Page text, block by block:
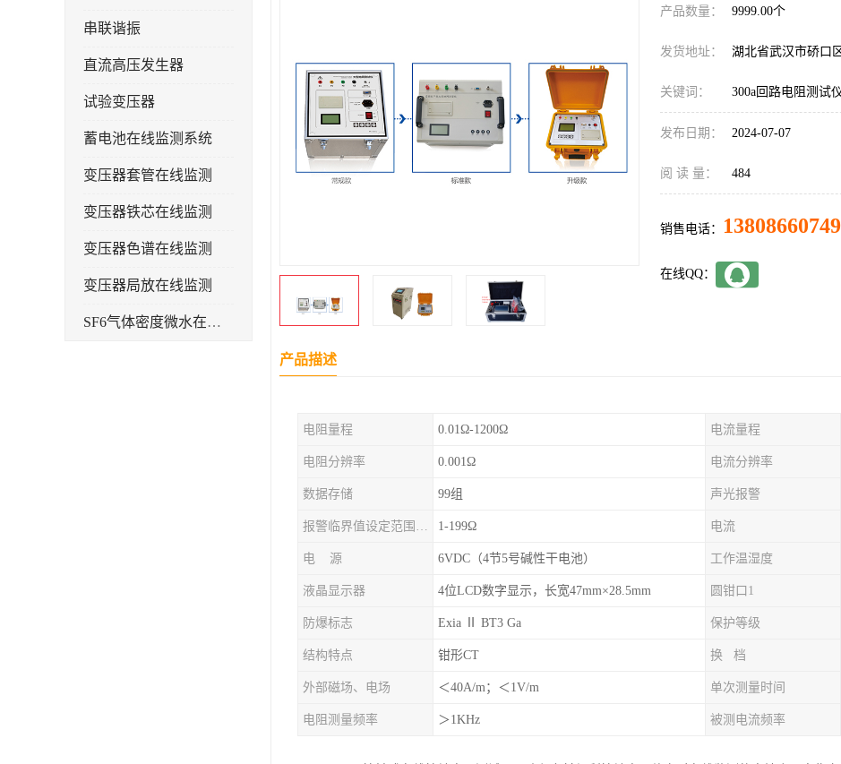
串联谐振
直流高压发生器
试验变压器
蓄电池在线监测系统
变压器套管在线监测
变压器铁芯在线监测
变压器色谱在线监测
变压器局放在线监测
SF6气体密度微水在线监测系统
产品数量： 9999.00个
发货地址： 湖北省武汉市硚口
关键词： 300a回路电阻测试
发布日期： 2024-07-07
阅 读 量： 484
销售电话： 13808660749
在线QQ：
产品描述
电阻量程 0.01Ω-1200Ω 电流量程
电阻分辨率 0.001Ω 电流分辨率
数据存储 99组 声光报警
报警临界值设定范围电阻 1-199Ω 电流
电 源 6VDC（4节5号碱性干电池） 工作温湿度
液晶显示器 4位LCD数字显示，长宽47mm×28.5mm 圆钳口1
防爆标志 Exia Ⅱ BT3 Ga 保护等级
结构特点 钳形CT 换 档
外部磁场、电场 ＜40A/m；＜1V/m 单次测量时间
电阻测量频率 ＞1KHz 被测电流频率